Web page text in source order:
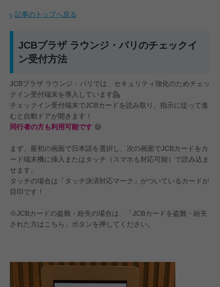
記事のトップへ戻る
JCBプラザ ラウンジ・パリのチェックイ
ン受付方法
JCBプラザ ラウンジ・パリでは、セキュリティ強化のためチェッ
クイン受付端末を導入しています💁
チェックイン受付端末でJCBカードを読み取り、指示に従って進
むと自動ドアが開きます！
同行者の方も利用可能です 😄
まず、最初の画面で日本語を選択し、次の画面でJCBカードをカ
ード端末機に挿入またはタッチ（スマホも対応可能）で読み込ま
せます。
タッチの場合は「タッチ決済対応マーク」がついているカードが
目印です！
※JCBカードの盗難・紛失の場合は、「JCBカードを盗難・紛失
された方はこちら」ボタンを押してください。